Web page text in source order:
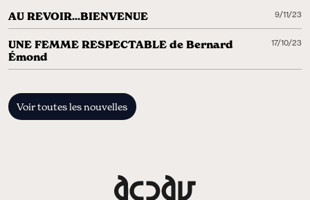
AU REVOIR...BIENVENUE 9/11/23
UNE FEMME RESPECTABLE de Bernard
Émond
17/10/23
Voir toutes les nouvelles